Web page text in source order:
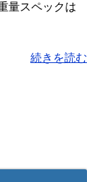
量スペックは
続きを読む